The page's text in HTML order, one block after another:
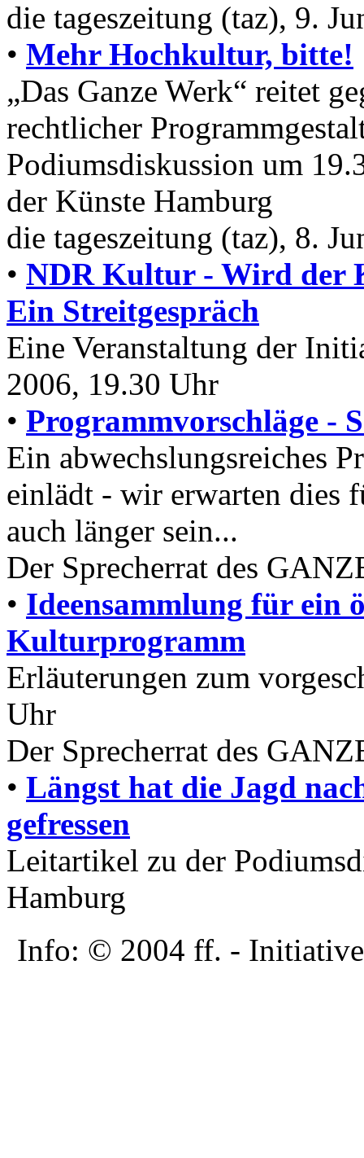
die tageszeitung (taz), 9.
• Mehr Hochkultur, bitte!
„Das Ganze Werk“ reitet
rechtlicher
Podiumsdiskussion um
der Künste Hamburg
die tageszeitung (taz), 8.
• NDR Kultur - Wird der
Ein Streitgespräch
Eine Veranstaltung der
2006, 19.30 Uhr
• Programmvorschläge -
Ein abwechslungsreiches
einlädt - wir erwarten dies
auch länger sein...
Der Sprecherrat des
• Ideensammlung für ein
Kulturprogramm
Erläuterungen zum
Uhr
Der Sprecherrat des
• Längst hat die Jagd
gefressen
Leitartikel zu der
Hamburg
Info: © 2004 ff. -